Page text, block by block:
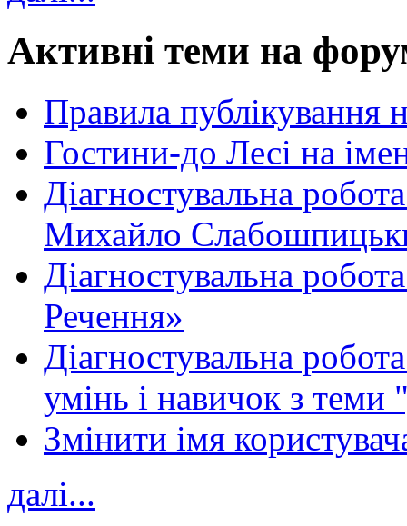
Активні теми на
Правила публікування
Гостини-до Лесі на
Діагностувальна
Михайло
Діагностувальна
Речення»
Діагностувальна
умінь і навичок з теми
Змінити імя
далі...